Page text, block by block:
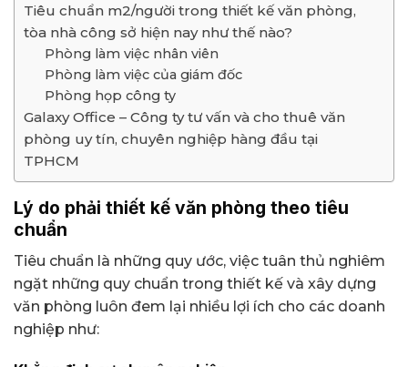
Tiêu chuẩn m2/người trong thiết kế văn phòng,
tòa nhà công sở hiện nay như thế nào?
Phòng làm việc nhân viên
Phòng làm việc của giám đốc
Phòng họp công ty
Galaxy Office – Công ty tư vấn và cho thuê văn
phòng uy tín, chuyên nghiệp hàng đầu tại
TPHCM
Lý do phải thiết kế văn phòng theo tiêu
chuẩn
Tiêu chuẩn là những quy ước, việc tuân thủ nghiêm
ngặt những quy chuẩn trong thiết kế và xây dựng
văn phòng luôn đem lại nhiều lợi ích cho các doanh
nghiệp như: